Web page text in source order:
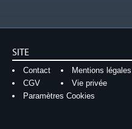
SITE
Contact
Mentions légales
CGV
Vie privée
Paramètres Cookies